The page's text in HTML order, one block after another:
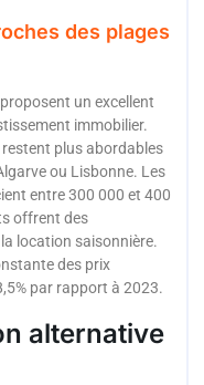
des plages
un excellent
immobilier.
plus abordables
ou Lisbonne. Les
entre 300 000 et 400
offrent des
location saisonnière.
des prix
par rapport à 2023.
alternative